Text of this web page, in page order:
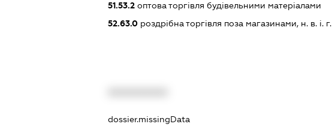
51.53.2 оптова торгівля будівельними матеріалами
52.63.0 роздрібна торгівля поза магазинами, н. в. і. г.
dossier.missingData